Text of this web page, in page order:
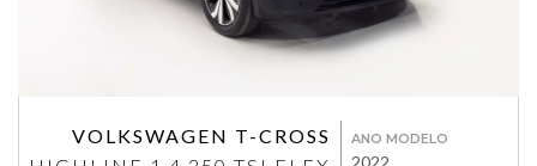
VOLKSWAGEN T-CROSS
ANO MODELO
2022